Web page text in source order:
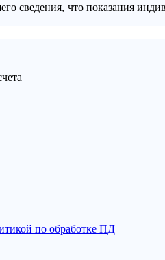
сведения, что показания
по обработке ПД